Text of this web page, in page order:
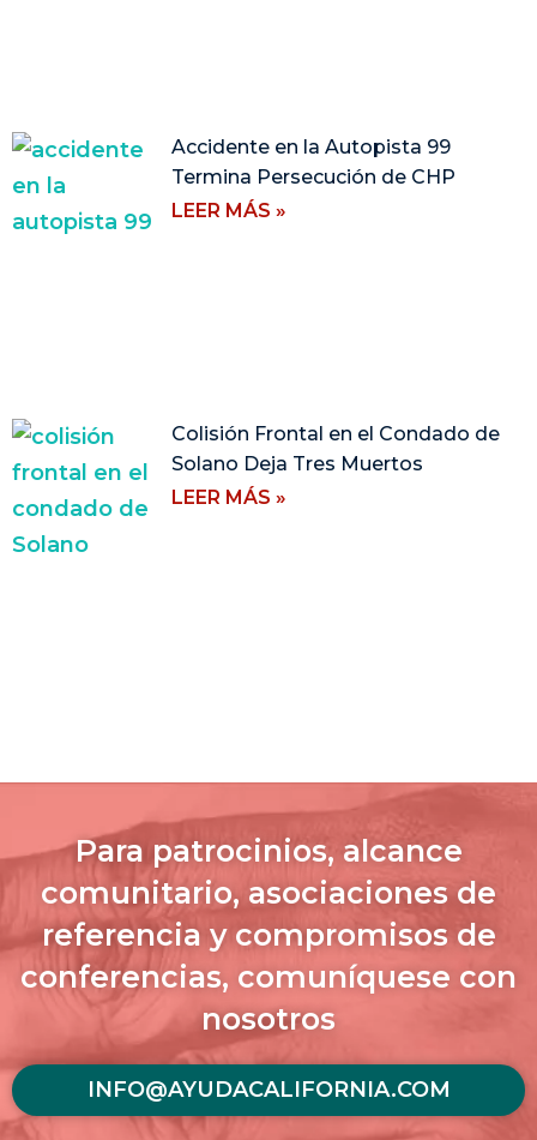
Accidente en la Autopista 99
Termina Persecución de CHP
LEER MÁS »
Colisión Frontal en el Condado de
Solano Deja Tres Muertos
LEER MÁS »
Para patrocinios, alcance
comunitario, asociaciones de
referencia y compromisos de
conferencias, comuníquese con
nosotros
INFO@AYUDACALIFORNIA.COM